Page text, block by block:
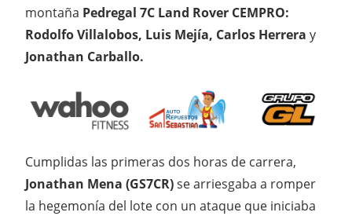
montaña Pedregal 7C Land Rover CEMPRO:
Rodolfo Villalobos, Luis Mejía, Carlos Herrera y
Jonathan Carballo.
Cumplidas las primeras dos horas de carrera,
Jonathan Mena (GS7CR)se arriesgaba a romper
la hegemonía del lote con un ataque que iniciaba